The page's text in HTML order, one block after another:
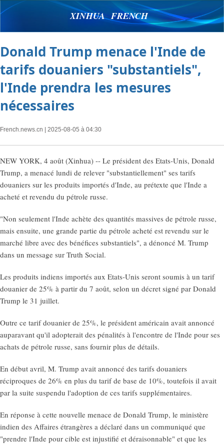
XINHUA FRENCH
Donald Trump menace l'Inde de
tarifs douaniers "substantiels",
l'Inde prendra les mesures
nécessaires
French.news.cn | 2025-08-05 à 04:30
NEW YORK, 4 août (Xinhua) -- Le président des Etats-Unis, Donald
Trump, a menacé lundi de relever "substantiellement" ses tarifs
douaniers sur les produits importés d'Inde, au prétexte que l'Inde a
acheté et revendu du pétrole russe.
"Non seulement l'Inde achète des quantités massives de pétrole russe,
mais ensuite, une grande partie du pétrole acheté est revendu sur le
marché libre avec des bénéfices substantiels", a dénoncé M. Trump
dans un message sur Truth Social.
Les produits indiens importés aux Etats-Unis seront soumis à un tarif
douanier de 25% à partir du 7 août, selon un décret signé par Donald
Trump le 31 juillet.
Outre ce tarif douanier de 25%, le président américain avait annoncé
auparavant qu'il adopterait des pénalités à l'encontre de l'Inde pour ses
achats de pétrole russe, sans fournir plus de détails.
En début avril, M. Trump avait annoncé des tarifs douaniers
réciproques de 26% en plus du tarif de base de 10%, toutefois il avait
par la suite suspendu l'adoption de ces tarifs supplémentaires.
En réponse à cette nouvelle menace de Donald Trump, le ministère
indien des Affaires étrangères a déclaré dans un communiqué que
"prendre l'Inde pour cible est injustifié et déraisonnable" et que les